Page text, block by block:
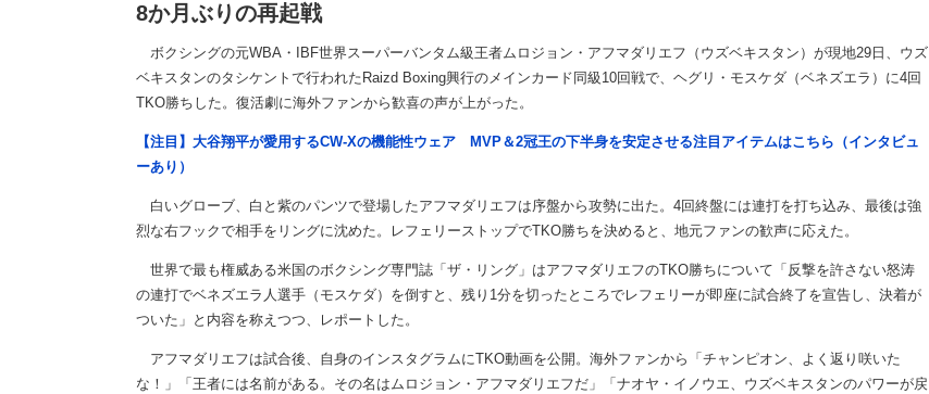
8か月ぶりの再起戦
ボクシングの元WBA・IBF世界スーパーバンタム級王者ムロジョン・アフマダリエフ（ウズベキスタン）が現地29日、ウズ
ベキスタンのタシケントで行われたRaizd Boxing興行のメインカード同級10回戦で、ヘグリ・モスケダ（ベネズエラ）に4回
TKO勝ちした。復活劇に海外ファンから歓喜の声が上がった。
【注目】大谷翔平が愛用するCW-Xの機能性ウェア MVP＆2冠王の下半身を安定させる注目アイテムはこちら（インタビュ
ーあり）
白いグローブ、白と紫のパンツで登場したアフマダリエフは序盤から攻勢に出た。4回終盤には連打を打ち込み、最後は強
烈な右フックで相手をリングに沈めた。レフェリーストップでTKO勝ちを決めると、地元ファンの歓声に応えた。
世界で最も権威ある米国のボクシング専門誌「ザ・リング」はアフマダリエフのTKO勝ちについて「反撃を許さない怒涛
の連打でベネズエラ人選手（モスケダ）を倒すと、残り1分を切ったところでレフェリーが即座に試合終了を宣告し、決着が
ついた」と内容を称えつつ、レポートした。
アフマダリエフは試合後、自身のインスタグラムにTKO動画を公開。海外ファンから「チャンピオン、よく返り咲いた
な！」「王者には名前がある。その名はムロジョン・アフマダリエフだ」「ナオヤ・イノウエ、ウズベキスタンのパワーが戻